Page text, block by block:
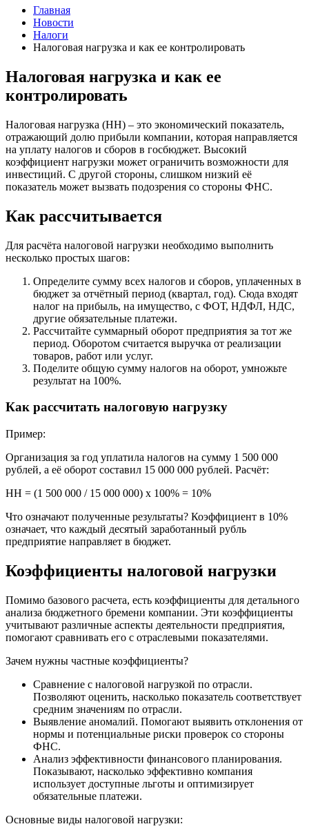
Главная
Новости
Налоги
Налоговая нагрузка и как ее контролировать
Налоговая нагрузка и как ее
контролировать
Налоговая нагрузка (НН) – это экономический показатель,
отражающий долю прибыли компании, которая направляется
на уплату налогов и сборов в госбюджет. Высокий
коэффициент нагрузки может ограничить возможности для
инвестиций. С другой стороны, слишком низкий её
показатель может вызвать подозрения со стороны ФНС.
Как рассчитывается
Для расчёта налоговой нагрузки необходимо выполнить
несколько простых шагов:
Определите сумму всех налогов и сборов, уплаченных в
бюджет за отчётный период (квартал, год). Сюда входят
налог на прибыль, на имущество, с ФОТ, НДФЛ, НДС,
другие обязательные платежи.
Рассчитайте суммарный оборот предприятия за тот же
период. Оборотом считается выручка от реализации
товаров, работ или услуг.
Поделите общую сумму налогов на оборот, умножьте
результат на 100%.
Как рассчитать налоговую нагрузку
Пример:
Организация за год уплатила налогов на сумму 1 500 000
рублей, а её оборот составил 15 000 000 рублей. Расчёт:
НН = (1 500 000 / 15 000 000) х 100% = 10%
Что означают полученные результаты? Коэффициент в 10%
означает, что каждый десятый заработанный рубль
предприятие направляет в бюджет.
Коэффициенты налоговой нагрузки
Помимо базового расчета, есть коэффициенты для детального
анализа бюджетного бремени компании. Эти коэффициенты
учитывают различные аспекты деятельности предприятия,
помогают сравнивать его с отраслевыми показателями.
Зачем нужны частные коэффициенты?
Сравнение с налоговой нагрузкой по отрасли.
Позволяют оценить, насколько показатель соответствует
средним значениям по отрасли.
Выявление аномалий. Помогают выявить отклонения от
нормы и потенциальные риски проверок со стороны
ФНС.
Анализ эффективности финансового планирования.
Показывают, насколько эффективно компания
использует доступные льготы и оптимизирует
обязательные платежи.
Основные виды налоговой нагрузки: